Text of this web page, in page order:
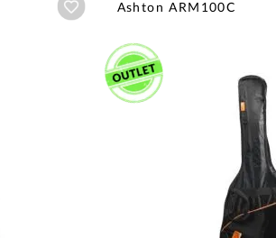
Añadir a wishlist
Ashton ARM100C